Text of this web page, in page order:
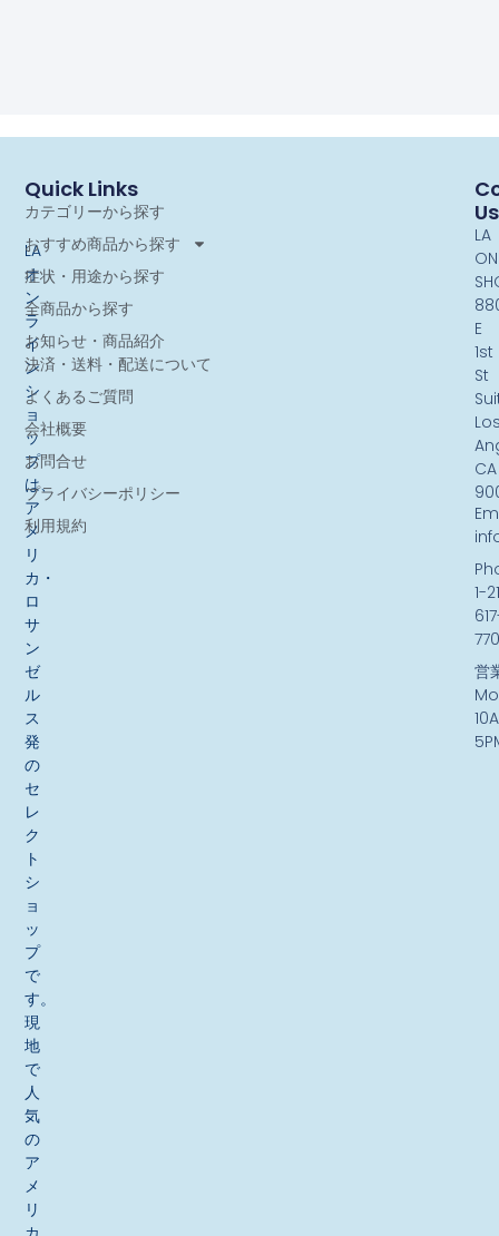
LA
オ
ン
ラ
イ
ン
シ
ョ
ッ
プ
は、
ア
メ
リ
カ・
ロ
サ
ン
ゼ
ル
ス
発
の
セ
レ
ク
ト
シ
ョ
ッ
プ
で
す。
現
地
で
人
気
の
ア
メ
リ
Quick Links
カテゴリーから探す
おすすめ商品から探す
症状・用途から探す
全商品から探す
お知らせ・商品紹介
決済・送料・配送について
よくあるご質問
会社概要
お問合せ
プライバシーポリシー
利用規約
Us
LA
E
1st
St
CA
1-
営